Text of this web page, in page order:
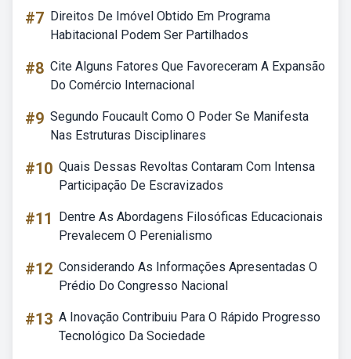
#7 Direitos De Imóvel Obtido Em Programa
Habitacional Podem Ser Partilhados
#8 Cite Alguns Fatores Que Favoreceram A Expansão
Do Comércio Internacional
#9 Segundo Foucault Como O Poder Se Manifesta
Nas Estruturas Disciplinares
#10 Quais Dessas Revoltas Contaram Com Intensa
Participação De Escravizados
#11
Dentre As Abordagens Filosóficas Educacionais
Prevalecem O Perenialismo
#12 Considerando As Informações Apresentadas O
Prédio Do Congresso Nacional
#13 A Inovação Contribuiu Para O Rápido Progresso
Tecnológico Da Sociedade